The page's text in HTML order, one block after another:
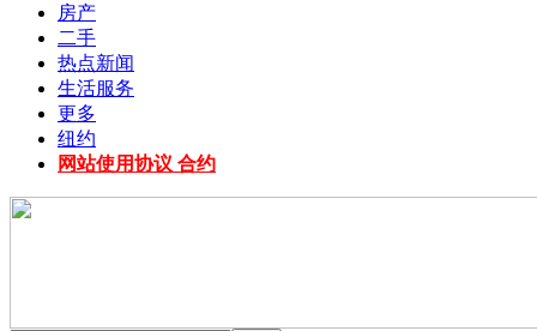
房产
二手
热点新闻
生活服务
更多
纽约
网站使用协议 合约